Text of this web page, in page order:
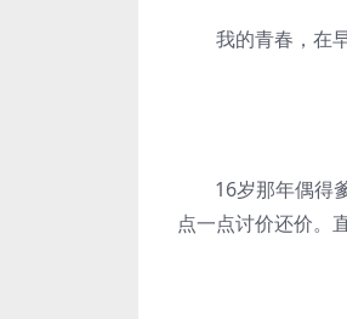
我的青春，在早
16岁那年偶得爹
点一点讨价还价。